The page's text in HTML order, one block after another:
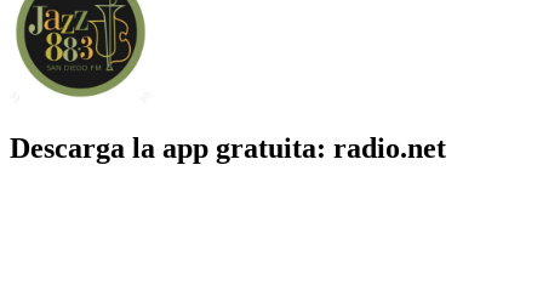
Descarga la app gratuita: radio.net